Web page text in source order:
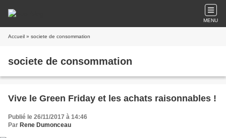
MENU
Accueil » societe de consommation
societe de consommation
Vive le Green Friday et les achats raisonnables !
Publié le 26/11/2017 à 14:46
Par Rene Dumonceau